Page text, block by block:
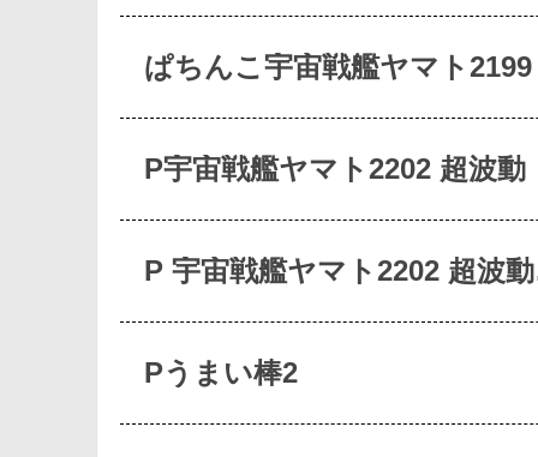
ぱちんこ宇宙戦艦ヤマト
P宇宙戦艦ヤマト2202 超波動
P 宇宙戦艦ヤマト2202 超波
Pうまい棒2